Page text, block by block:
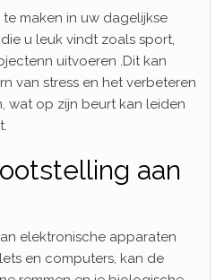
maken in uw dagelijkse
u leuk vindt zoals sport,
uitvoeren .Dit kan
van stress en het verbeteren
wat op zijn beurt kan leiden
aan
elektronische apparaten
en computers, kan de